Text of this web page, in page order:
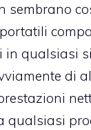
sembrano
in qualsiasi
di
qualsiasi